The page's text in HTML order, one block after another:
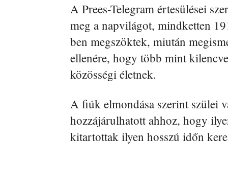
A Prees-Telegram értesülései
meg a napvilágot, mindketten
ben megszöktek, miután
ellenére, hogy több mint
közösségi életnek.
A fiúk elmondása szerint szülei
hozzájárulhatott ahhoz, hogy
kitartottak ilyen hosszú időn